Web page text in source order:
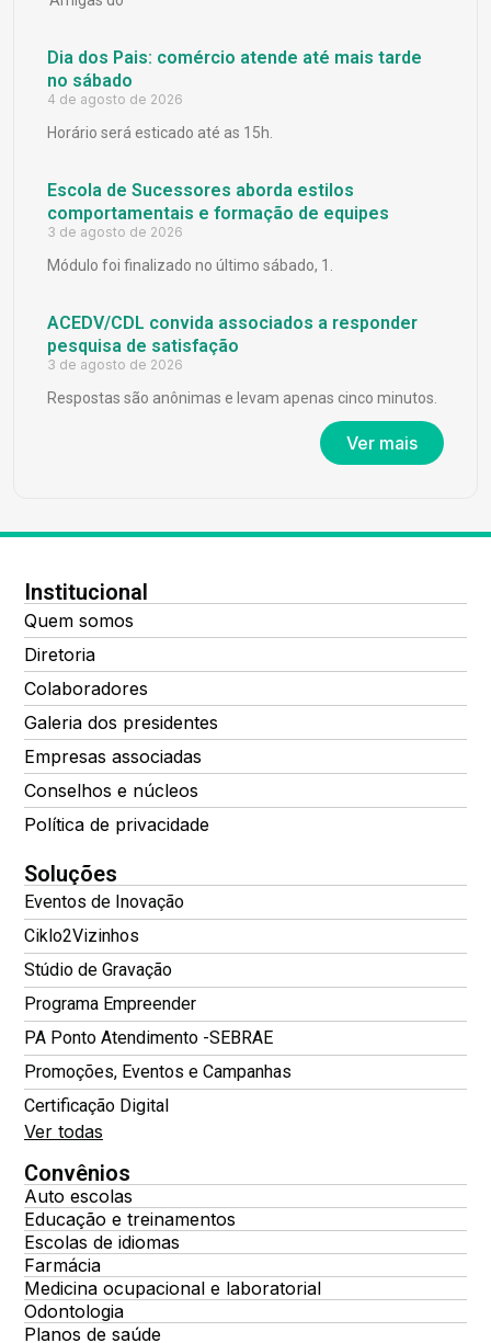
Dia dos Pais: comércio atende até mais tarde
no sábado
4 de agosto de 2026
Horário será esticado até as 15h.
Escola de Sucessores aborda estilos
comportamentais e formação de equipes
3 de agosto de 2026
Módulo foi finalizado no último sábado, 1.
ACEDV/CDL convida associados a responder
pesquisa de satisfação
3 de agosto de 2026
Respostas são anônimas e levam apenas cinco minutos.
Ver mais
Institucional
Quem somos
Diretoria
Colaboradores
Galeria dos presidentes
Empresas associadas
Conselhos e núcleos
Política de privacidade
Soluções
Eventos de Inovação
Ciklo2Vizinhos
Stúdio de Gravação
Programa Empreender
PA Ponto Atendimento -SEBRAE
Promoções, Eventos e Campanhas
Certificação Digital
Ver todas
Convênios
Auto escolas
Educação e treinamentos
Escolas de idiomas
Farmácia
Medicina ocupacional e laboratorial
Odontologia
Planos de saúde